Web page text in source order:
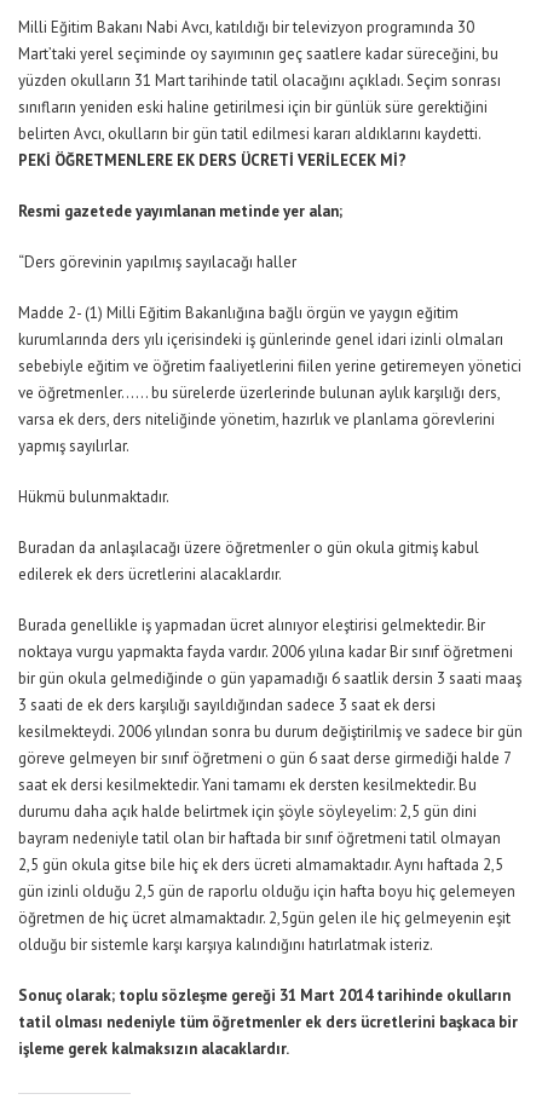
Milli Eğitim Bakanı Nabi Avcı, katıldığı bir televizyon programında 30
Mart’taki yerel seçiminde oy sayımının geç saatlere kadar süreceğini, bu
yüzden okulların 31 Mart tarihinde tatil olacağını açıkladı. Seçim sonrası
sınıfların yeniden eski haline getirilmesi için bir günlük süre gerektiğini
belirten Avcı, okulların bir gün tatil edilmesi kararı aldıklarını kaydetti.
PEKİ ÖĞRETMENLERE EK DERS ÜCRETİ VERİLECEK Mİ?
Resmi gazetede yayımlanan metinde yer alan;
“Ders görevinin yapılmış sayılacağı haller
Madde 2- (1) Milli Eğitim Bakanlığına bağlı örgün ve yaygın eğitim
kurumlarında ders yılı içerisindeki iş günlerinde genel idari izinli olmaları
sebebiyle eğitim ve öğretim faaliyetlerini fiilen yerine getiremeyen yönetici
ve öğretmenler…… bu sürelerde üzerlerinde bulunan aylık karşılığı ders,
varsa ek ders, ders niteliğinde yönetim, hazırlık ve planlama görevlerini
yapmış sayılırlar.
Hükmü bulunmaktadır.
Buradan da anlaşılacağı üzere öğretmenler o gün okula gitmiş kabul
edilerek ek ders ücretlerini alacaklardır.
Burada genellikle iş yapmadan ücret alınıyor eleştirisi gelmektedir. Bir
noktaya vurgu yapmakta fayda vardır. 2006 yılına kadar Bir sınıf öğretmeni
bir gün okula gelmediğinde o gün yapamadığı 6 saatlik dersin 3 saati maaş
3 saati de ek ders karşılığı sayıldığından sadece 3 saat ek dersi
kesilmekteydi. 2006 yılından sonra bu durum değiştirilmiş ve sadece bir gün
göreve gelmeyen bir sınıf öğretmeni o gün 6 saat derse girmediği halde 7
saat ek dersi kesilmektedir. Yani tamamı ek dersten kesilmektedir. Bu
durumu daha açık halde belirtmek için şöyle söyleyelim: 2,5 gün dini
bayram nedeniyle tatil olan bir haftada bir sınıf öğretmeni tatil olmayan
2,5 gün okula gitse bile hiç ek ders ücreti almamaktadır. Aynı haftada 2,5
gün izinli olduğu 2,5 gün de raporlu olduğu için hafta boyu hiç gelemeyen
öğretmen de hiç ücret almamaktadır. 2,5gün gelen ile hiç gelmeyenin eşit
olduğu bir sistemle karşı karşıya kalındığını hatırlatmak isteriz.
Sonuç olarak; toplu sözleşme gereği 31 Mart 2014 tarihinde okulların
tatil olması nedeniyle tüm öğretmenler ek ders ücretlerini başkaca bir
işleme gerek kalmaksızın alacaklardır.